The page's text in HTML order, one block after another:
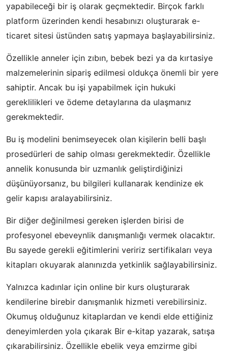
yapabileceği bir iş olarak geçmektedir. Birçok farklı
platform üzerinden kendi hesabınızı oluşturarak e-
ticaret sitesi üstünden satış yapmaya başlayabilirsiniz.
Özellikle anneler için zıbın, bebek bezi ya da kırtasiye
malzemelerinin sipariş edilmesi oldukça önemli bir yere
sahiptir. Ancak bu işi yapabilmek için hukuki
gereklilikleri ve ödeme detaylarına da ulaşmanız
gerekmektedir.
Bu iş modelini benimseyecek olan kişilerin belli başlı
prosedürleri de sahip olması gerekmektedir. Özellikle
annelik konusunda bir uzmanlık geliştirdiğinizi
düşünüyorsanız, bu bilgileri kullanarak kendinize ek
gelir kapısı aralayabilirsiniz.
Bir diğer değinilmesi gereken işlerden birisi de
profesyonel ebeveynlik danışmanlığı vermek olacaktır.
Bu sayede gerekli eğitimlerini veririz sertifikaları veya
kitapları okuyarak alanınızda yetkinlik sağlayabilirsiniz.
Yalnızca kadınlar için online bir kurs oluşturarak
kendilerine birebir danışmanlık hizmeti verebilirsiniz.
Okumuş olduğunuz kitaplardan ve kendi elde ettiğiniz
deneyimlerden yola çıkarak Bir e-kitap yazarak, satışa
çıkarabilirsiniz. Özellikle ebelik veya emzirme gibi